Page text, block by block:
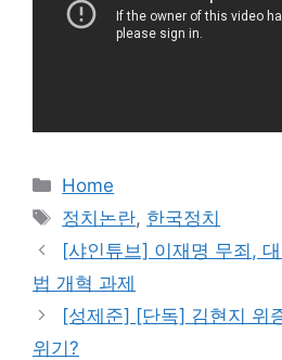
카
테
고
리
Home
태
그
정치논란, 한국정치
[샤인튜브] 이재명 무죄,
법 개혁 과제
[성제준] [단독] 김현지 위
위기?